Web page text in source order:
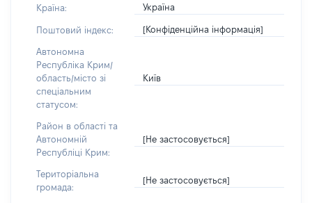
Країна: Україна
Поштовий індекс: [Конфіденційна інформація]
Автономна
Республіка Крим/
область/місто зі
спеціальним
статусом:
Київ
Район в області та
Автономній
Республіці Крим:
[Не застосовується]
Територіальна
громада:
[Не застосовується]